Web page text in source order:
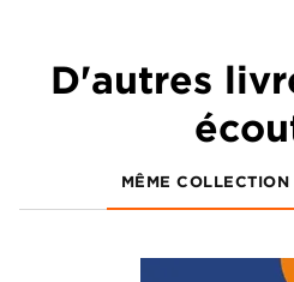
D'autres
MÊME COLLECTION